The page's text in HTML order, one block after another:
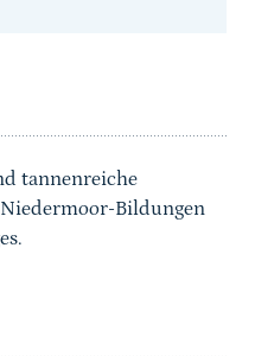
tannenreiche
Bildungen